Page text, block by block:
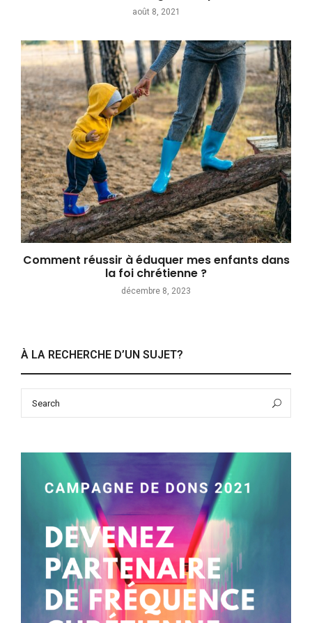
août 8, 2021
Comment réussir à éduquer mes enfants dans
la foi chrétienne ?
décembre 8, 2023
À LA RECHERCHE D’UN SUJET?